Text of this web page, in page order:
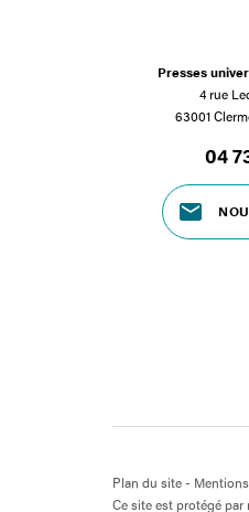
Presses
4 rue
63001
04
Plan du site-
Ce site est protégé